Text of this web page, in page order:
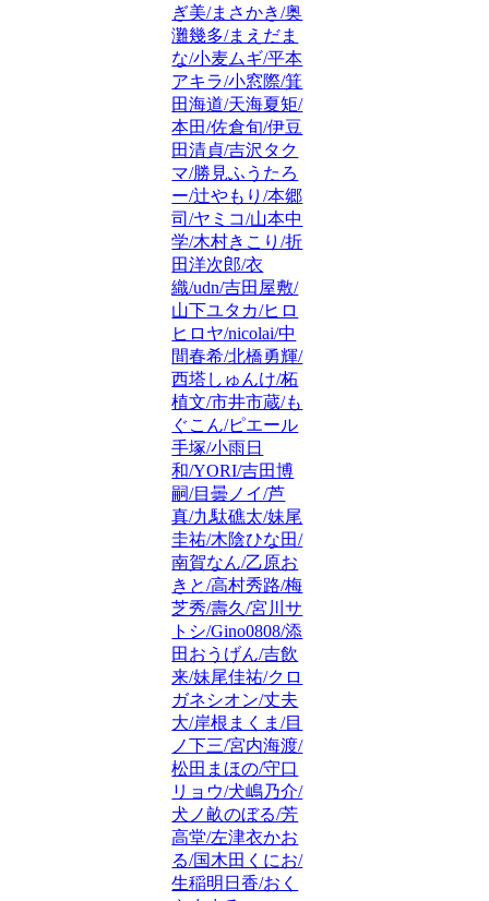
ぎ美/まさかき/奥
灘幾多/まえだま
な/小麦ムギ/平本
アキラ/小窓際/箕
田海道/天海夏矩/
本田/佐倉旬/伊豆
田清貞/吉沢タク
マ/勝見ふうたろ
ー/辻やもり/本郷
司/ヤミコ/山本中
学/木村きこり/折
田洋次郎/衣
織/udn/吉田屋敷/
山下ユタカ/ヒロ
ヒロヤ/nicolai/中
間春希/北橋勇輝/
西塔しゅんけ/柘
植文/市井市蔵/も
ぐこん/ピエール
手塚/小雨日
和/YORI/吉田博
嗣/目曇ノイ/芦
真/九駄礁太/妹尾
圭祐/木陰ひな田/
南賀なん/乙原お
きと/高村秀路/梅
芝秀/壽久/宮川サ
トシ/Gino0808/添
田おうげん/吉飲
来/妹尾佳祐/クロ
ガネシオン/丈夫
大/岸根まくま/目
ノ下三/宮内海渡/
松田まほの/守口
リョウ/犬嶋乃介/
犬ノ畝のぼる/芳
高堂/左津衣かお
る/国木田くにお/
生稲明日香/おく